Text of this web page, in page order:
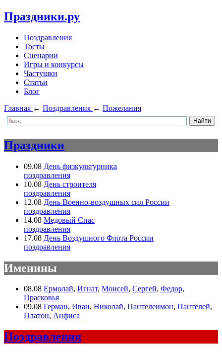
Праздники.ру
Поздравления
Тосты
Сценарии
Игры и конкурсы
Частушки
Статьи
Блог
Главная ← Поздравления ← Пожелания
Праздники
09.08 День физкультурника
поздравления
10.08 День строителя
поздравления
12.08 День Военно-воздушных сил России
поздравления
14.08 Медовый Спас
поздравления
17.08 День Воздушного Флота России
поздравления
Именины
08.08 Ермолай, Игнат, Моисей, Сергей, Федор,
Прасковья
09.08 Герман, Иван, Николай, Пантелеимон, Пантелей,
Платон, Анфиса
Поздравления